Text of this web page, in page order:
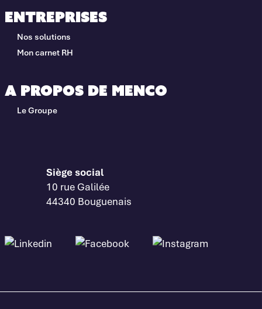
Entreprises
Nos solutions
Mon carnet RH
A propos de Menco
Le Groupe
Siège social
10 rue Galilée
44340 Bouguenais